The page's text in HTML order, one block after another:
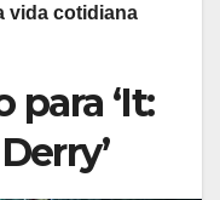
vida cotidiana
‘It: